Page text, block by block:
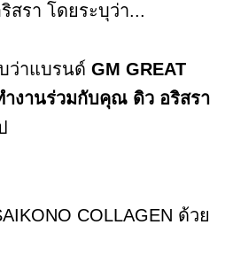
สรา โดยระบุว่า...
ว่าแบรนด์ GM GREAT
ำงานร่วมกับคุณ ดิว อริสรา
COLLAGEN ด้วย